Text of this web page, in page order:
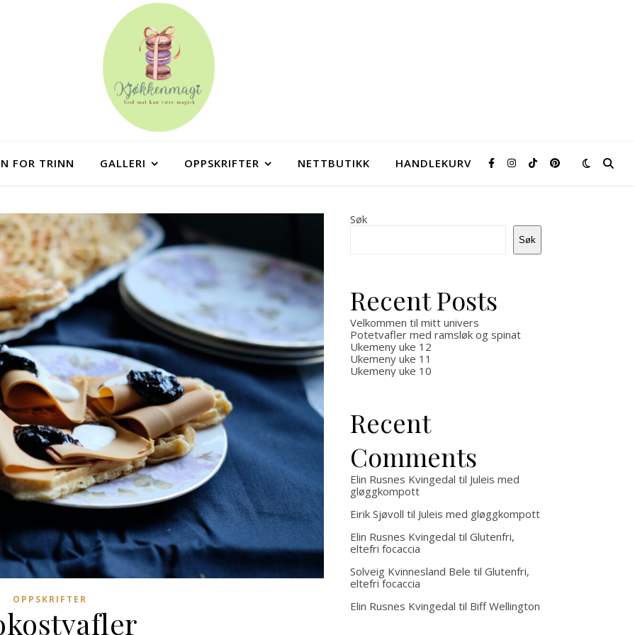
FOR TRINN GALLERI OPPSKRIFTER NETTBUTIKK HANDLEKURV
OPPSKRIFTER
Søk
Søk
Recent Posts
Velkommen til mitt univers
Potetvafler med ramsløk og spinat
Ukemeny uke 12
Ukemeny uke 11
Ukemeny uke 10
Recent
Comments
Elin Rusnes Kvingedal til Juleis med
gløggkompott
Eirik Sjøvoll til Juleis med gløggkompott
Elin Rusnes Kvingedal til Glutenfri,
eltefri focaccia
Solveig Kvinnesland Bele til Glutenfri,
eltefri focaccia
Elin Rusnes Kvingedal til Biff Wellington